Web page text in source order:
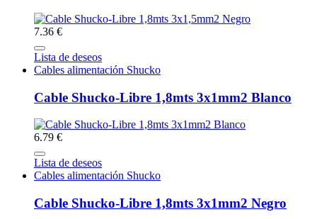
7.36 €
Lista de deseos
Cables alimentación Shucko
Cable Shucko-Libre 1,8mts 3x1mm2 Blanco
6.79 €
Lista de deseos
Cables alimentación Shucko
Cable Shucko-Libre 1,8mts 3x1mm2 Negro